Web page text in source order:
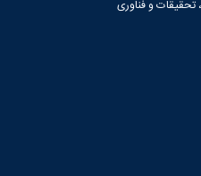
تحقیقات و فناوری